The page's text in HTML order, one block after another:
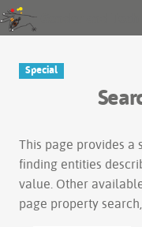
Other tools
Special
This page provides a
finding entities
value. Other
page property search